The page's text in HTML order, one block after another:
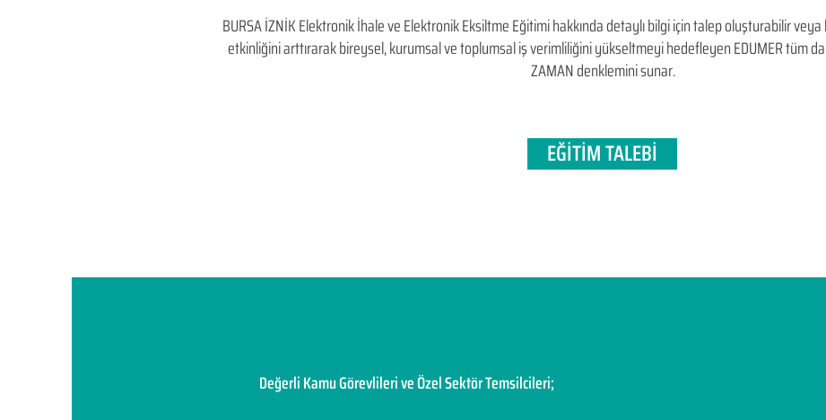
BURSA İZNİK Elektronik İhale ve Elektronik Eksiltme Eğitimi hakkında detaylı bilgi için talep oluşturabilir
etkinliğini arttırarak bireysel, kurumsal ve toplumsal iş verimliliğini yükseltmeyi hedefleyen​ EDUMER tüm
ZAMAN denklemini sunar.
EĞİTİM TALEBİ
Değerli Kamu Görevlileri ve Özel Sektör Temsilcileri;